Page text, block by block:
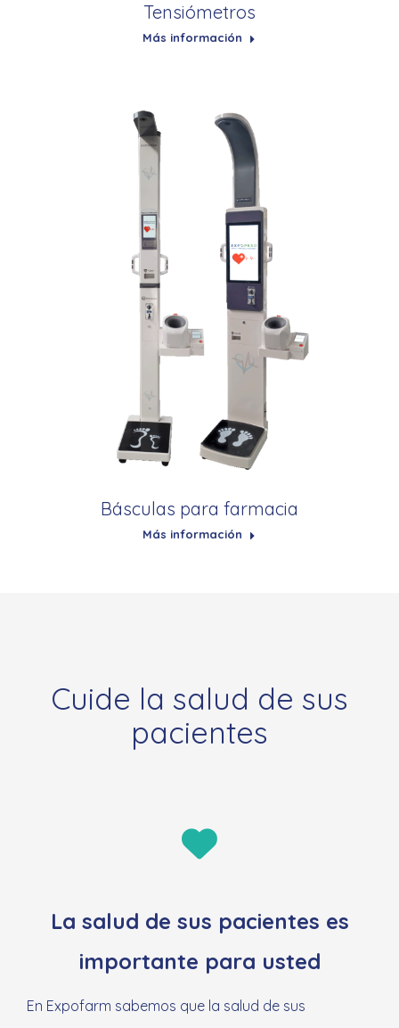
Tensiómetros
Más información
Básculas para farmacia
Más información
Cuide la salud de sus
pacientes
La salud de sus pacientes es
importante para usted
En Expofarm sabemos que la salud de sus